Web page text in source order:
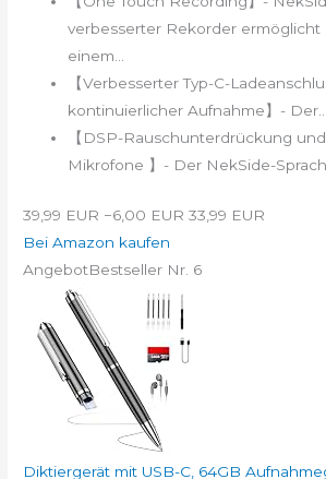
verbesserter Rekorder ermöglicht
einem...
【Verbesserter Typ-C-
kontinuierlicher Aufnahme】- Der...
【DSP-Rauschunterdrückung
Mikrofone 】- Der NekSide-
39,99 EUR −6,00 EUR 33,99 EUR
Bei Amazon kaufen
AngebotBestseller Nr. 6
Diktiergerät mit USB-C, 64GB